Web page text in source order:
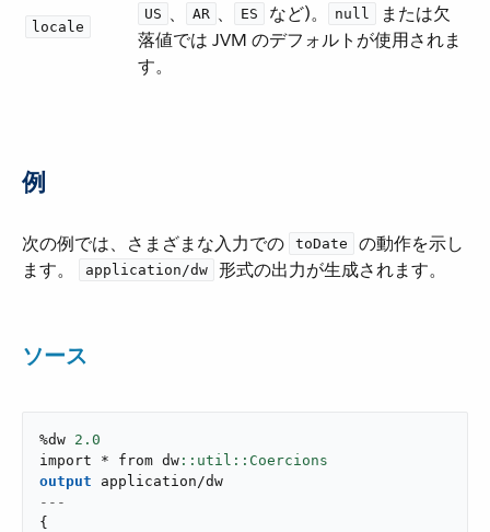
locale
US ​、​ AR ​、​ ES ​ など)。​ null
​ または欠
落値では JVM のデフォルトが使用されま
す。
例
次の例では、さまざまな入力での ​ toDate
​ の動作を示し
ます。
application/dw ​ 形式の出力が生成されます。
ソース
%dw 2.0
import * from dw
output
application/dw
---
{